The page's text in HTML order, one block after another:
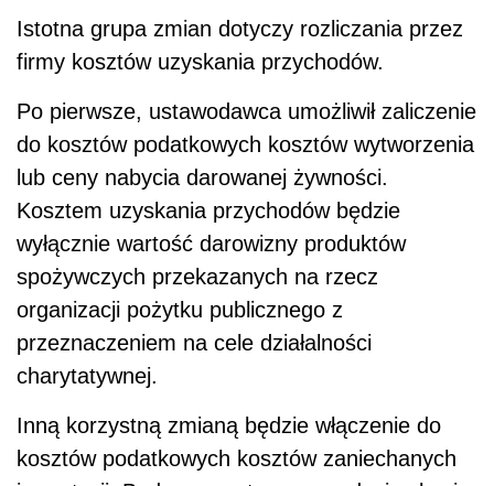
Istotna grupa zmian dotyczy rozliczania przez
firmy kosztów uzyskania przychodów.
Po pierwsze, ustawodawca umożliwił zaliczenie
do kosztów podatkowych kosztów wytworzenia
lub ceny nabycia darowanej żywności.
Kosztem uzyskania przychodów będzie
wyłącznie wartość darowizny produktów
spożywczych przekazanych na rzecz
organizacji pożytku publicznego z
przeznaczeniem na cele działalności
charytatywnej.
Inną korzystną zmianą będzie włączenie do
kosztów podatkowych kosztów zaniechanych